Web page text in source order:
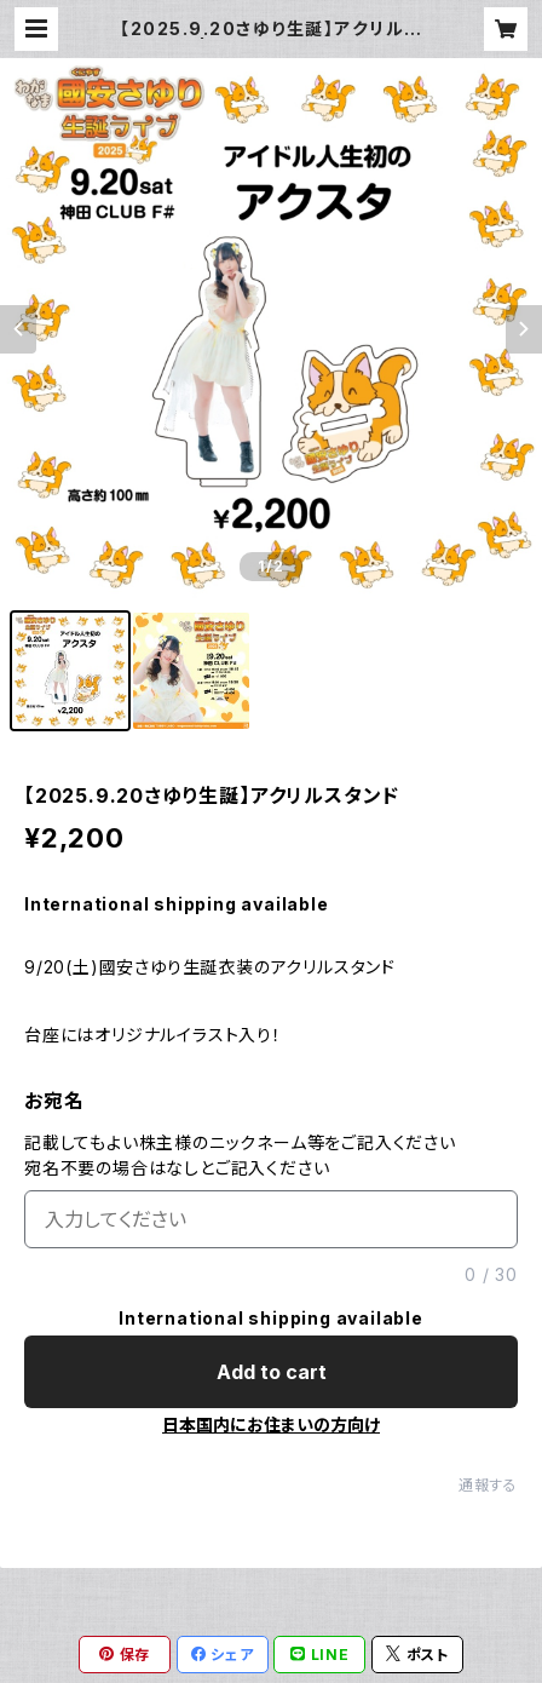
【2025.9.20さゆり生誕】アクリルス
1/2
【2025.9.20さゆり生誕】アクリルスタンド
¥2,200
International shipping available
9/20(土)國安さゆり生誕衣装のアクリルスタンド
台座にはオリジナルイラスト入り！
お宛名
記載してもよい株主様のニックネーム等をご記入ください
宛名不要の場合はなしとご記入ください
0 /30
International shipping available
Add to cart
日本国内にお住まいの方向け
通報する
保存 シェア LINE ポスト